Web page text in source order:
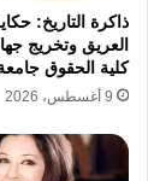
تعقيد
الأطراف
أفق واضح
ذاكرة التاريخ:
العريق وتخريج
كلية الحقوق
9 أغسطس، 2026